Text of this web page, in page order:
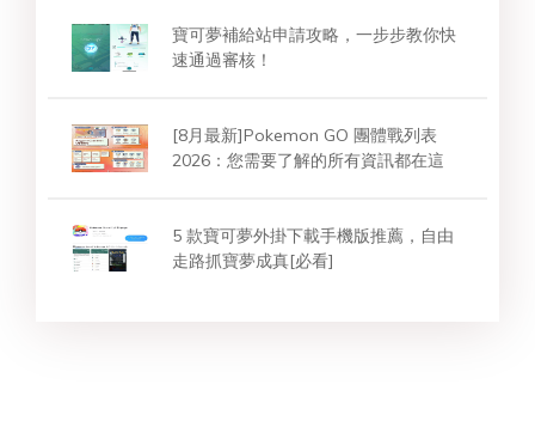
寶可夢補給站申請攻略，一步步教你快
速通過審核！
[8月最新]Pokemon GO 團體戰列表
2026：您需要了解的所有資訊都在這
5 款寶可夢外掛下載手機版推薦，自由
走路抓寶夢成真[必看]